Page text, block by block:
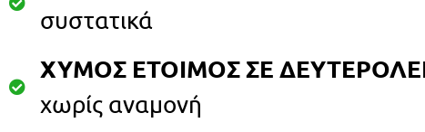
συστατικά
ΧΥΜΟΣ ΕΤΟΙΜΟΣ ΣΕ
χωρίς αναμονή